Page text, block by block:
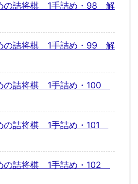
の詰将棋 1手詰め・98 解
の詰将棋 1手詰め・99 解
の詰将棋 1手詰め・100
の詰将棋 1手詰め・101
の詰将棋 1手詰め・102